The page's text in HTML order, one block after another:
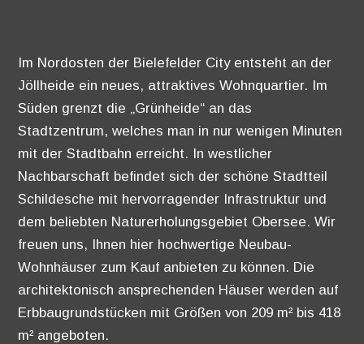
Im Nordosten der Bielefelder City entsteht an der
Jöllheide ein neues, attraktives Wohnquartier. Im
Süden grenzt die „Grünheide“ an das
Stadtzentrum, welches man in nur wenigen Minuten
mit der Stadtbahn erreicht. In westlicher
Nachbarschaft befindet sich der schöne Stadtteil
Schildesche mit hervorragender Infrastruktur und
dem beliebten Naturerholungsgebiet Obersee. Wir
freuen uns, Ihnen hier hochwertige Neubau-
Wohnhäuser zum Kauf anbieten zu können. Die
architektonisch ansprechenden Häuser werden auf
Erbbaugrundstücken mit Größen von 209 m² bis 418
m² angeboten.